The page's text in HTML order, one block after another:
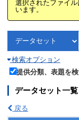
選択されたファイ
います。
検索オプション
提供分類、表題を
データセット一覧
戻る